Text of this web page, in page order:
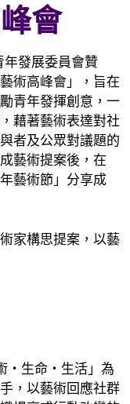
會
發展委員會贊
術高峰會」，旨在
青年發揮創意，一
藉著藝術表達對社
者及公眾對議題的
藝術提案後，在
藝術節」分享成
家構思提案，以藝
・生命・生活」為
，以藝術回應社群